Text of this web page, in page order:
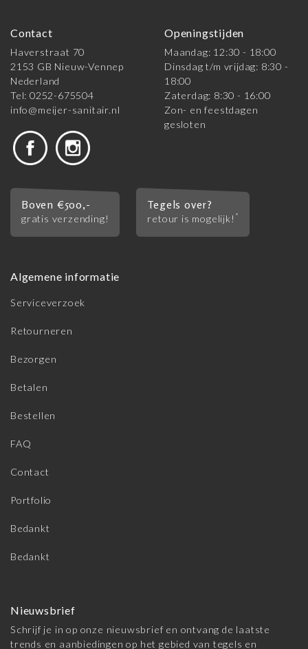
Contact
Haverstraat 70
2153 GB Nieuw-Vennep
Nederland
Tel: 0252-675504
info@meijer-sanitair.nl
Openingstijden
Maandag: 12:30 - 18:00
Dinsdag t/m vrijdag: 8:30 -
18:00
Zaterdag: 8:30 - 16:00
Zon- en feestdagen
gesloten
Boven €500,-
gratis verzending!
Tegels over?
retour is mogelijk! *
Algemene informatie
Serviceverzoek
Retourneren
Bezorgen
Betalen
Bestellen
FAQ
Contact
Portfolio
Bedankt
Bedankt
Nieuwsbrief
Schrijf je in op onze nieuwsbrief en ontvang de laatste
trends en aanbiedingen op het gebied van tegels en